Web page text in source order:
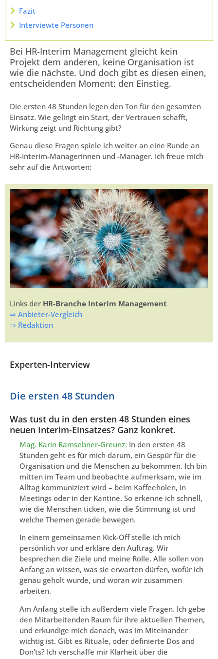
Fazit
Interviewte Personen
Bei HR-Interim Management gleicht kein
Projekt dem anderen, keine Organisation ist
wie die nächste. Und doch gibt es diesen einen,
entscheidenden Moment: den Einstieg.
Die ersten 48 Stunden legen den Ton für den gesamten
Einsatz. Wie gelingt ein Start, der Vertrauen schafft,
Wirkung zeigt und Richtung gibt?
Genau diese Fragen spiele ich weiter an eine Runde an
HR-Interim-Managerinnen und -Manager. Ich freue mich
sehr auf die Antworten:
Links der HR-Branche Interim Management
⇒ Anbieter-Vergleich
⇒ Redaktion
Experten-Interview
Die ersten 48 Stunden
Was tust du in den ersten 48 Stunden eines
neuen Interim-Einsatzes? Ganz konkret.
Mag. Karin Ramsebner-Greunz: In den ersten 48
Stunden geht es für mich darum, ein Gespür für die
Organisation und die Menschen zu bekommen. Ich bin
mitten im Team und beobachte aufmerksam, wie im
Alltag kommuniziert wird – beim Kaffeeholen, in
Meetings oder in der Kantine. So erkenne ich schnell,
wie die Menschen ticken, wie die Stimmung ist und
welche Themen gerade bewegen.
In einem gemeinsamen Kick-Off stelle ich mich
persönlich vor und erkläre den Auftrag. Wir
besprechen die Ziele und meine Rolle. Alle sollen von
Anfang an wissen, was sie erwarten dürfen, wofür ich
genau geholt wurde, und woran wir zusammen
arbeiten.
Am Anfang stelle ich außerdem viele Fragen. Ich gebe
den Mitarbeitenden Raum für ihre aktuellen Themen,
und erkundige mich danach, was im Miteinander
wichtig ist. Gibt es Rituale, oder definierte Dos and
Don’ts? Ich verschaffe mir Klarheit über die